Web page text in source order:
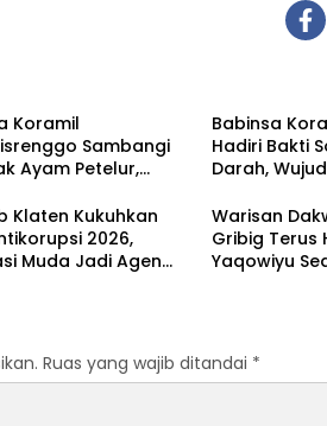
Koramil
Sambangi
Ayam Petelur,
Warga
Babinsa
Hadiri Bakti
Darah,
Stok Darah
Klaten Kukuhkan
2026,
Muda Jadi Agen
Warisan
Gribig Terus
Yaqowiyu
Ruas yang wajib ditandai *